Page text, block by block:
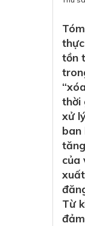
tồn
thời
xử
ban
của
Từ